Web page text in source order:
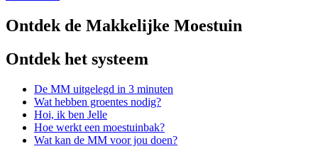
Ontdek de Makkelijke Moestuin
Ontdek het systeem
De MM uitgelegd in 3 minuten
Wat hebben groentes nodig?
Hoi, ik ben Jelle
Hoe werkt een moestuinbak?
Wat kan de MM voor jou doen?